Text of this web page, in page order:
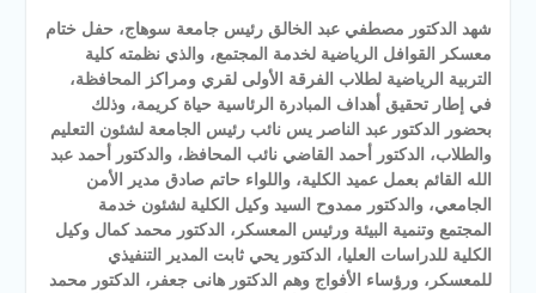
شهد الدكتور مصطفي عبد الخالق رئيس جامعة سوهاج، حفل ختام
معسكر القوافل الرياضية لخدمة المجتمع، والذي نظمته كلية
التربية الرياضية لطلاب الفرقة الأولى لقري ومراكز المحافظة،
في إطار تحقيق أهداف المبادرة الرئاسية حياة كريمة، وذلك
بحضور الدكتور عبد الناصر يس نائب رئيس الجامعة لشئون التعليم
والطلاب، الدكتور أحمد القاضي نائب المحافظ، والدكتور أحمد عبد
الله القائم بعمل عميد الكلية، واللواء حاتم صادق مدير الأمن
الجامعي، والدكتور ممدوح السيد وكيل الكلية لشئون خدمة
المجتمع وتنمية البيئة ورئيس المعسكر، الدكتور محمد كمال وكيل
الكلية للدراسات العليا، الدكتور يحي ثابت المدير التنفيذي
للمعسكر، ورؤساء الأفواج وهم الدكتور هانى جعفر، الدكتور محمد